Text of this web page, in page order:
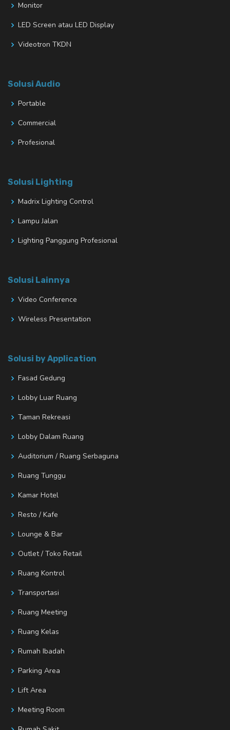
Monitor
LED Screen atau LED Display
Videotron TKDN
Solusi Audio
Portable
Commercial
Profesional
Solusi Lighting
Madrix Lighting Control
Lampu Jalan
Lighting Panggung Profesional
Solusi Lainnya
Video Conference
Wireless Presentation
Solusi by Application
Fasad Gedung
Lobby Luar Ruang
Taman Rekreasi
Lobby Dalam Ruang
Auditorium / Ruang Serbaguna
Ruang Tunggu
Kamar Hotel
Resto / Kafe
Lounge & Bar
Outlet / Toko Retail
Ruang Kontrol
Transportasi
Ruang Meeting
Ruang Kelas
Rumah Ibadah
Parking Area
Lift Area
Meeting Room